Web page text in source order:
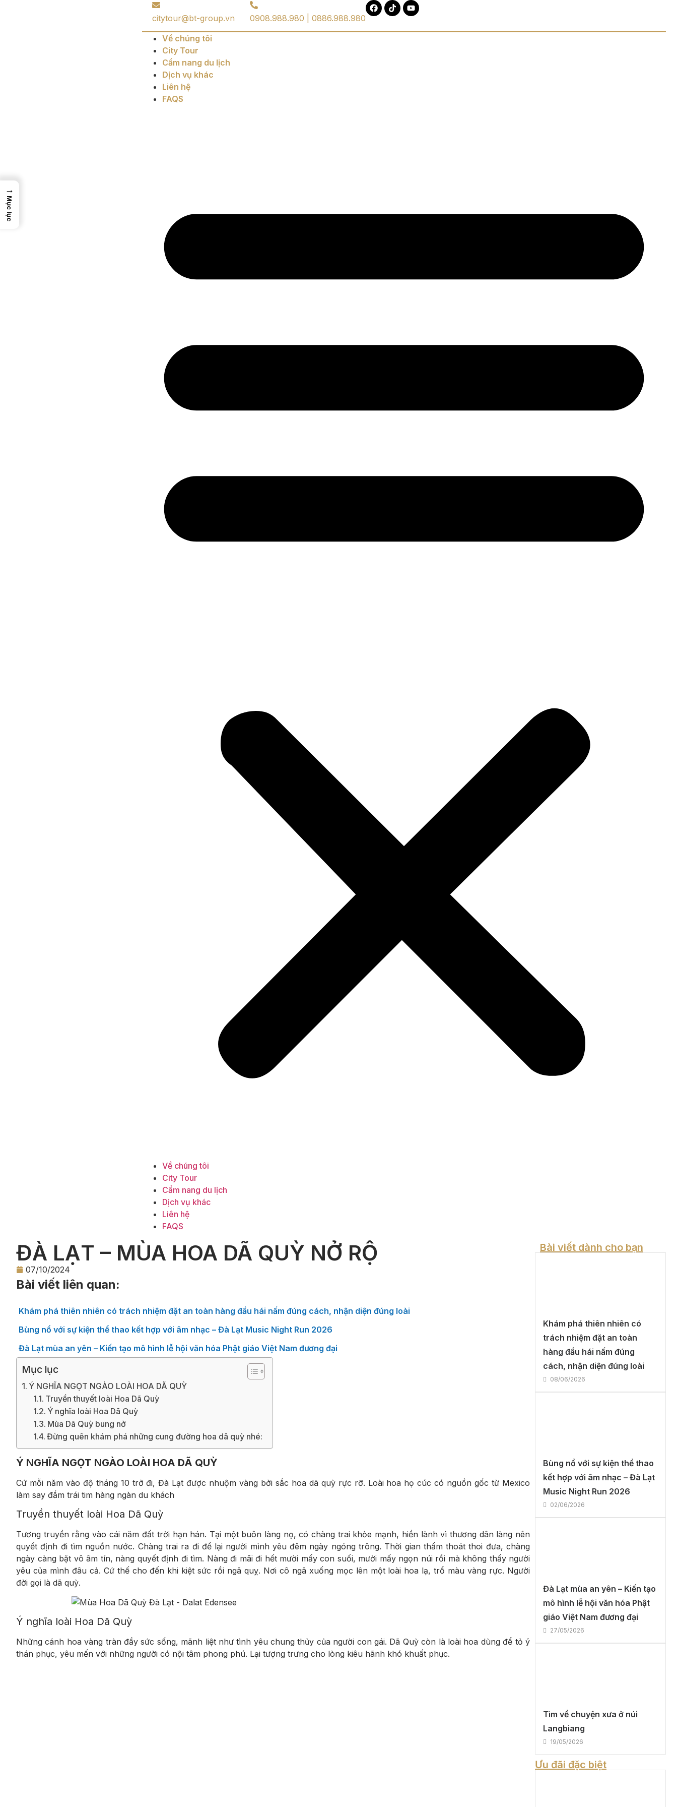
citytour@bt-group.vn 0908.988.980 | 0886.988.980
Về chúng tôi
City Tour
Cẩm nang du lịch
Dịch vụ khác
Liên hệ
FAQS
Về chúng tôi
City Tour
Cẩm nang du lịch
Dịch vụ khác
Liên hệ
FAQS
ĐÀ LẠT – MÙA HOA DÃ QUỲ NỞ RỘ
07/10/2024
Bài viết liên quan:
Khám phá thiên nhiên có trách nhiệm đặt an toàn hàng đầu hái nấm đúng cách, nhận diện đúng loài
Bùng nổ với sự kiện thể thao kết hợp với âm nhạc – Đà Lạt Music Night Run 2026
Đà Lạt mùa an yên – Kiến tạo mô hình lễ hội văn hóa Phật giáo Việt Nam đương đại
Mục lục
Ý NGHĨA NGỌT NGÀO LOÀI HOA DÃ QUỲ
Truyền thuyết loài Hoa Dã Quỳ
Ý nghĩa loài Hoa Dã Quỳ
Mùa Dã Quỳ bung nở
Đừng quên khám phá những cung đường hoa dã quỳ nhé:
Ý NGHĨA NGỌT NGÀO LOÀI HOA DÃ QUỲ
Cứ mỗi năm vào độ tháng 10 trở đi, Đà Lạt được nhuộm vàng bởi sắc hoa dã quỳ rực rỡ. Loài hoa họ cúc có nguồn gốc từ Mexico
làm say đắm trái tim hàng ngàn du khách
Truyền thuyết loài Hoa Dã Quỳ
Tương truyền rằng vào cái năm đất trời hạn hán. Tại một buôn làng nọ, có chàng trai khỏe mạnh, hiền lành vì thương dân làng nên
quyết định đi tìm nguồn nước. Chàng trai ra đi để lại người mình yêu đêm ngày ngóng trông. Thời gian thấm thoát thoi đưa, chàng
ngày càng bặt vô âm tín, nàng quyết định đi tìm. Nàng đi mãi đi hết mười mấy con suối, mười mấy ngọn núi rồi mà không thấy người
yêu của mình đâu cả. Cứ thế cho đến khi kiệt sức rồi ngã quỵ. Nơi cô ngã xuống mọc lên một loài hoa lạ, trổ màu vàng rực. Người
đời gọi là dã quỳ.
Ý nghĩa loài Hoa Dã Quỳ
Những cánh hoa vàng tràn đầy sức sống, mãnh liệt như tình yêu chung thủy của người con gái. Dã Quỳ còn là loài hoa dùng để tỏ ý
thán phục, yêu mến với những người có nội tâm phong phú. Lại tượng trưng cho lòng kiêu hãnh khó khuất phục.
Bài viết dành cho bạn
Khám phá thiên nhiên có
trách nhiệm đặt an toàn
hàng đầu hái nấm đúng
cách, nhận diện đúng loài
08/06/2026
Bùng nổ với sự kiện thể thao
kết hợp với âm nhạc – Đà Lạt
Music Night Run 2026
02/06/2026
Đà Lạt mùa an yên – Kiến tạo
mô hình lễ hội văn hóa Phật
giáo Việt Nam đương đại
27/05/2026
Tìm về chuyện xưa ở núi
Langbiang
19/05/2026
Ưu đãi đặc biệt
→
Mục lục